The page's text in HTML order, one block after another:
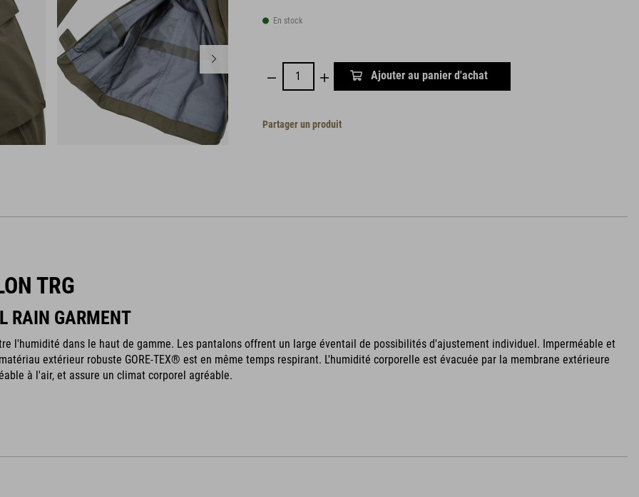
En stock
Ajouter au panier d'achat
Partager un produit
TRG
RAIN GARMENT
l'humidité dans le haut de gamme. Les pantalons offrent un large éventail de possibilités d'ajustement individuel. Imperméable et
extérieur robuste GORE-TEX® est en même temps respirant. L'humidité corporelle est évacuée par la membrane extérieure
à l'air, et assure un climat corporel agréable.